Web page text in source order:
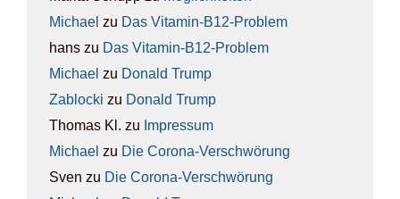
Michael zu Das Vit­amin-B12-Pro­blem
hans zu Das Vit­amin-B12-Pro­blem
Michael zu Donald Trump
Zablocki zu Donald Trump
Thomas Kl. zu Impres­sum
Michael zu Die Coro­na-Ver­schwö­rung
Sven zu Die Coro­na-Ver­schwö­rung